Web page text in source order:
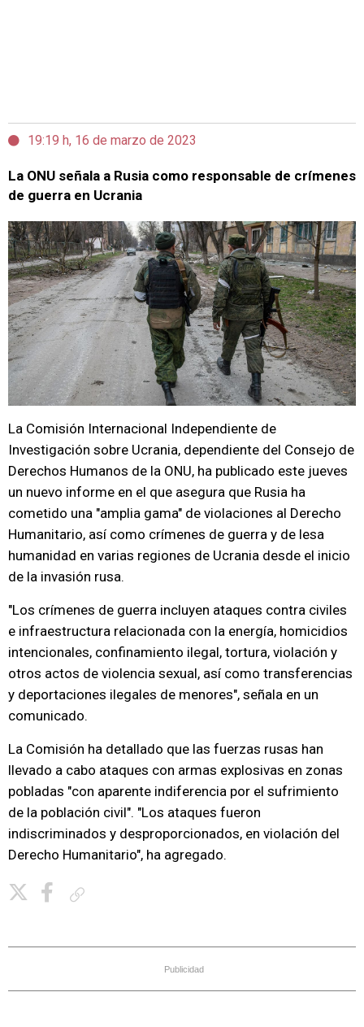
19:19 h, 16 de marzo de 2023
La ONU señala a Rusia como responsable de crímenes
de guerra en Ucrania
La Comisión Internacional Independiente de
Investigación sobre Ucrania, dependiente del Consejo de
Derechos Humanos de la ONU, ha publicado este jueves
un nuevo informe en el que asegura que Rusia ha
cometido una "amplia gama" de violaciones al Derecho
Humanitario, así como crímenes de guerra y de lesa
humanidad en varias regiones de Ucrania desde el inicio
de la invasión rusa.
"Los crímenes de guerra incluyen ataques contra civiles
e infraestructura relacionada con la energía, homicidios
intencionales, confinamiento ilegal, tortura, violación y
otros actos de violencia sexual, así como transferencias
y deportaciones ilegales de menores", señala en un
comunicado.
La Comisión ha detallado que las fuerzas rusas han
llevado a cabo ataques con armas explosivas en zonas
pobladas "con aparente indiferencia por el sufrimiento
de la población civil". "Los ataques fueron
indiscriminados y desproporcionados, en violación del
Derecho Humanitario", ha agregado.
Publicidad